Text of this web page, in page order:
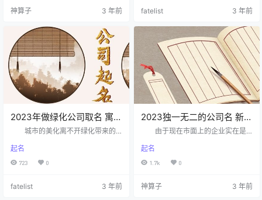
该如何给2023年装修公司起个好名
使用与装修相关的字起名 在
给公司取名时，使用该行业的特殊
用字是比较好的，能让名字更直观
简洁。装修公司的行业用字如艺、
雅、美、创、饰等，都是合适使用
的。…
神算子 3 年前
023年新注册的公司起个好名字呢？
合公司前景 既然是给自家公司
起名，那么在赋予之时大家可借助
自身对于公司未来发展的前景来
起，加入了自己对来来的憧憬，会
是一个很霸气的名字，不仅公司起
名让顾…
fatelist 3 年前
2023年做绿化公司取名 寓意
好的绿化公司名字
城市的美化离不开绿化带来的
出，也是基于这些原因，让绿化行
业成为一个永久性行业，也让绿化
公司拥有更大更宽的发展空间，那
时，不妨加入公司可拓展性的字词
起名
723 0
fatelist 3 年前
2023独一无二的公司名 新公
司名字大全及寓意
由于现在市面上的企业实在是
即便是不一样，名称也是大同小异
的。这样的情况对企业而言其实是
非常被动的，一旦与别的企业名称
而企业取名最好是要取独一无二的
起名
1.7k 0
神算子 3 年前